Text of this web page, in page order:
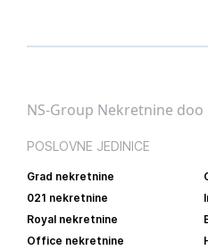
NS-Group Nekretnine doo
POSLOVNE JEDINICE
Grad nekretnine
021 nekretnine
Royal nekretnine
Office nekretnine